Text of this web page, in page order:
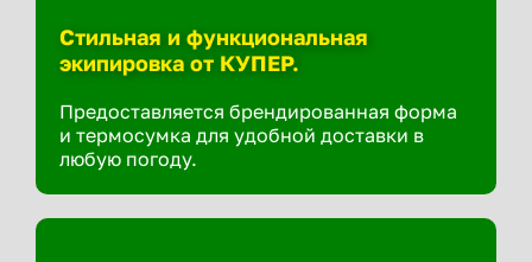
Стильная и функциональная
экипировка от КУПЕР.
Предоставляется брендированная форма
и термосумка для удобной доставки в
любую погоду.